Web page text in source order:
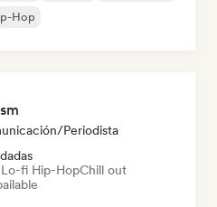
Hop
Periodista
fi Hip-HopChill out